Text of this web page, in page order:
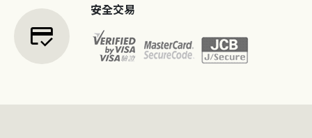
credit_score
安全交易